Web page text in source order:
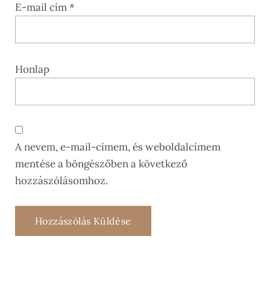
E-mail cím*
Honlap
A nevem, e-mail-címem, és weboldalcímem
mentése a böngészőben a következő
hozzászólásomhoz.